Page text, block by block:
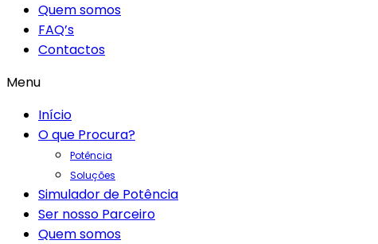
Quem somos
FAQ’s
Contactos
Menu
Início
O que Procura?
Potência
Soluções
Simulador de Potência
Ser nosso Parceiro
Quem somos